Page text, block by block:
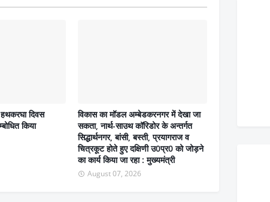
हथकरघा दिवस
किया
विकास का मॉडल अम्बेडकरनगर में देखा जा
सकता, नार्थ-साउथ कॉरिडोर के अन्तर्गत
सिद्धार्थनगर, बांसी, बस्ती, प्रयागराज व
चित्रकूट होते हुए दक्षिणी उ0प्र0 को जोड़ने
का कार्य किया जा रहा : मुख्यमंत्री
August 07, 2026